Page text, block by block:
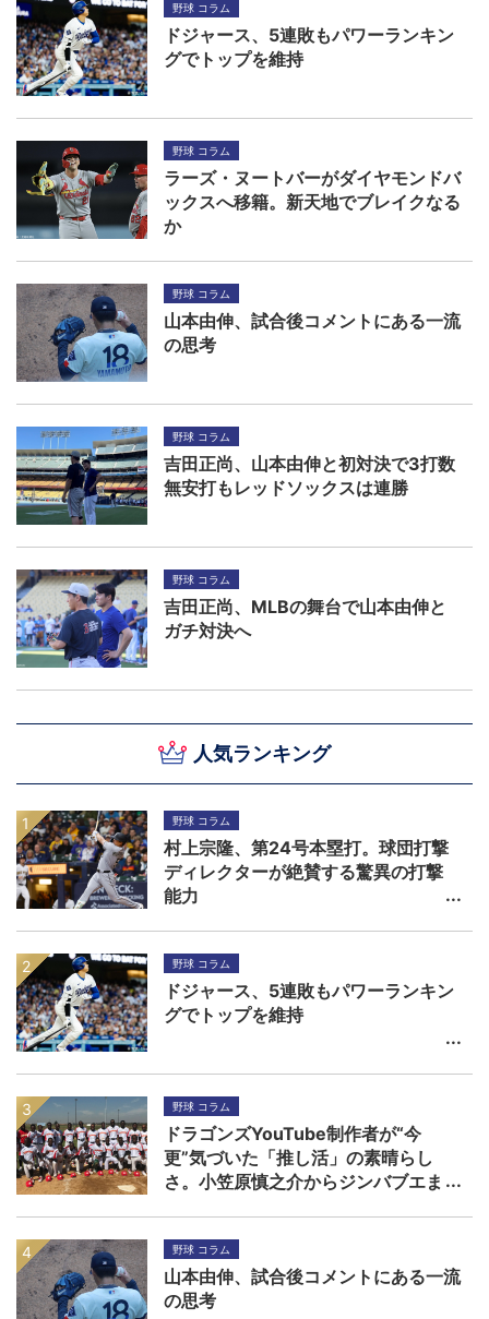
人気ランキング
野球 コラム
村上宗隆、第24号本塁打。球団打撃
ディレクターが絶賛する驚異の打撃
能力
野球 コラム
ドジャース、5連敗もパワーランキン
グでトップを維持
野球 コラム
ドラゴンズYouTube制作者が“今
更”気づいた「推し活」の素晴らし
さ。小笠原慎之介からジンバブエま
野球 コラム
山本由伸、試合後コメントにある一流
の思考
野球 コラム
ドジャース、5連敗もパワーランキン
グでトップを維持
野球 コラム
ラーズ・ヌートバーがダイヤモンドバ
ックスへ移籍。新天地でブレイクなる
か
野球 コラム
山本由伸、試合後コメントにある一流
の思考
野球 コラム
吉田正尚、山本由伸と初対決で3打数
無安打もレッドソックスは連勝
野球 コラム
吉田正尚、MLBの舞台で山本由伸と
ガチ対決へ